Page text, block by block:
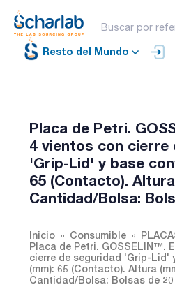
Resto del Mundo
Placa de Petri.
4 vientos con cierre
'Grip-Lid' y base
65 (Contacto).
Cantidad/Bolsa:
Inicio Consumible
Placa de Petri. GOSSELIN™.
cierre de seguridad 'Grip-Lid'
(mm): 65 (Contacto). Altura
Cantidad/Bolsa: Bolsas de 20